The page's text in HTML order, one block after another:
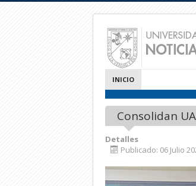
INICIO
Consolidan
Detalles
Publicado: 06 Julio